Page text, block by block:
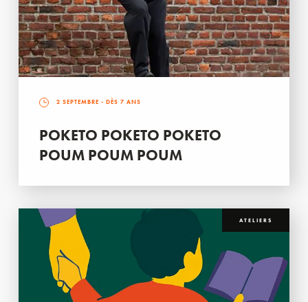
2 SEPTEMBRE - DÈS 7 ANS
POKETO POKETO POKETO
POUM POUM POUM
ATELIERS